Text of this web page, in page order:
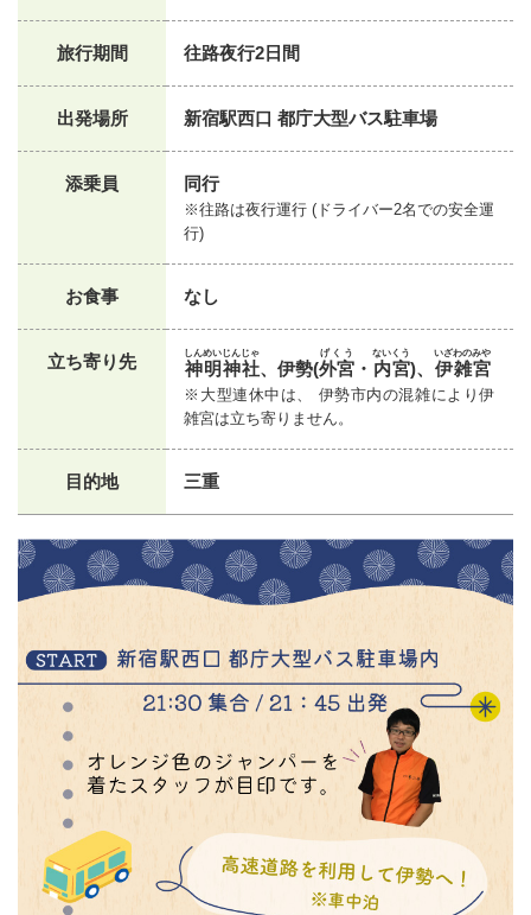
旅行期間 往路夜行2日間
出発場所 新宿駅西口 都庁大型バス駐車場
添乗員 同行
※往路は夜行運行 (ドライバー2名での安全運
行)
お食事 なし
立ち寄り先 神明神社
しんめいじんじゃ
、伊勢(外宮
げくう
・ 内宮
ないくう
)、 伊雑宮
いざわのみや
※大型連休中は、 伊勢市内の混雑により伊
雑宮は立ち寄りません。
目的地 三重